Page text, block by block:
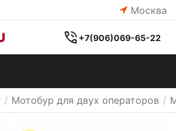
Москва
+7(906)069-65-22
/ Мотобур для двух операторов /